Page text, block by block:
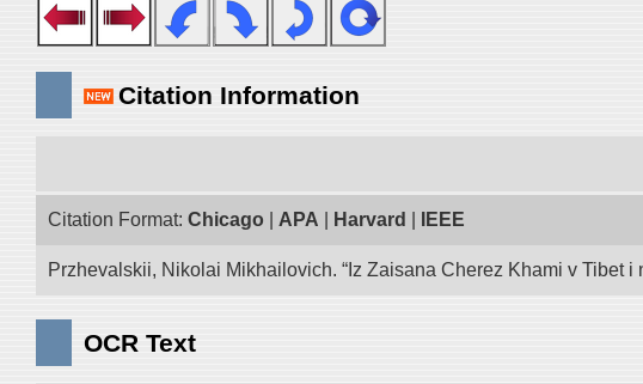
Citation Information
Citation Format: Chicago APA Harvard IEEE
Przhevalskii, Nikolai Mikhailovich. “Iz Zaisana Cherez Khami v Tibet i
OCR Text